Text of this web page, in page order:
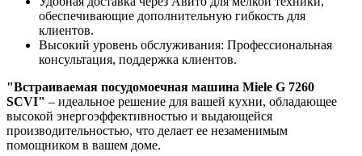
обеспечивающие дополнительную гибкость для
клиентов.
Высокий уровень обслуживания: Профессиональная
консультация, поддержка клиентов.
"Встраиваемая посудомоечная машина Miele G 7260
SCVI" – идеальное решение для вашей кухни, обладающее
высокой энергоэффективностью и выдающейся
производительностью, что делает ее незаменимым
помощником в вашем доме.